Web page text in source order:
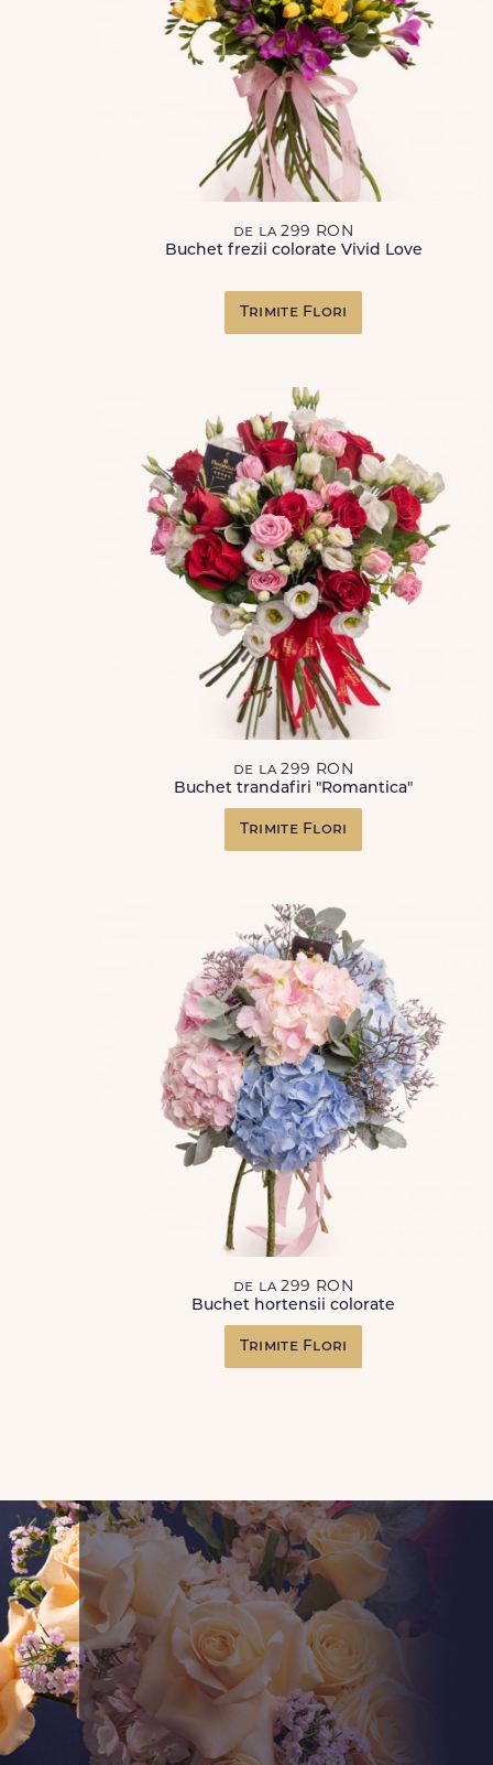
de la 299 RON
Buchet frezii colorate Vivid Love
Trimite Flori
de la 299 RON
Buchet trandafiri "Romantica"
Trimite Flori
de la 299 RON
Buchet hortensii colorate
Trimite Flori